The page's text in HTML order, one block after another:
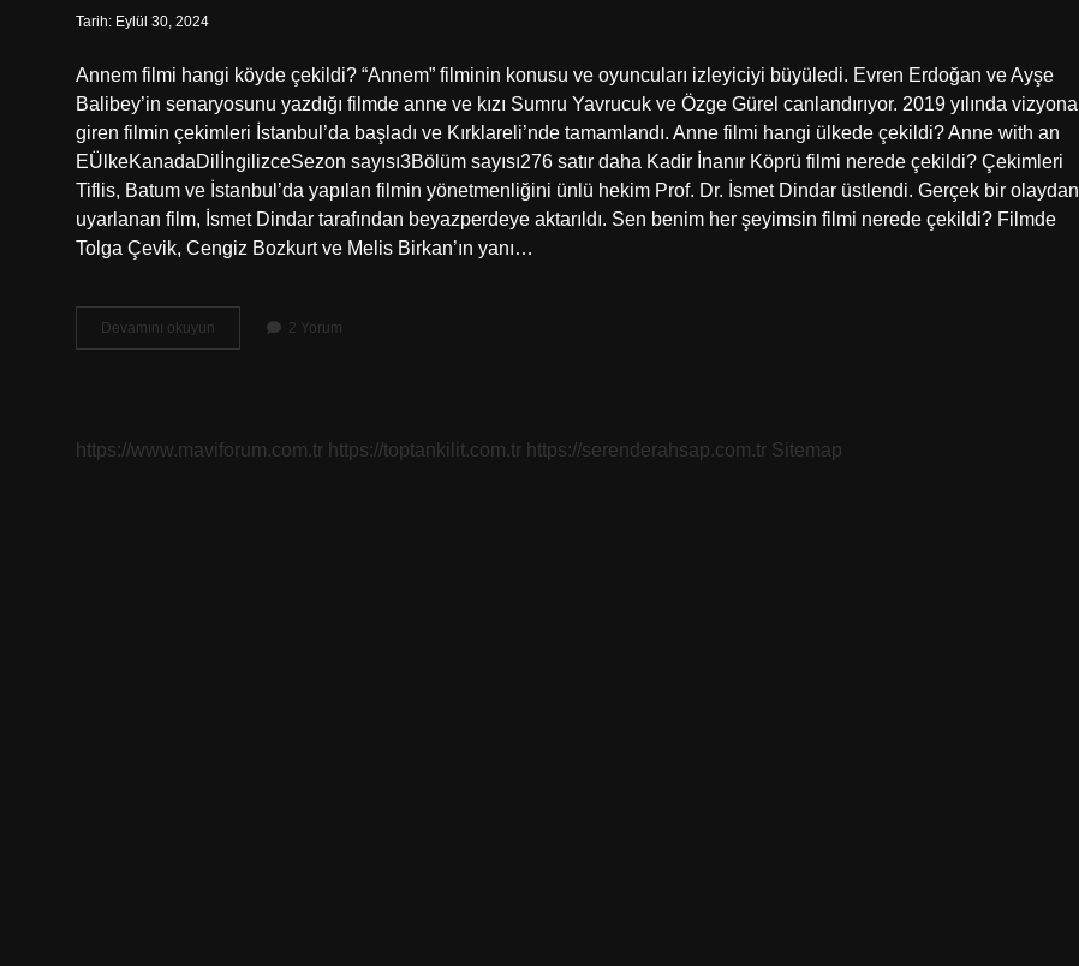
Tarih: Eylül 30, 2024
Annem filmi hangi köyde çekildi? “Annem” filminin konusu ve oyuncuları izleyiciyi büyüledi. Evren Erdoğan ve Ayşe
Balibey’in senaryosunu yazdığı filmde anne ve kızı Sumru Yavrucuk ve Özge Gürel canlandırıyor. 2019 yılında vizyona
giren filmin çekimleri İstanbul’da başladı ve Kırklareli’nde tamamlandı. Anne filmi hangi ülkede çekildi? Anne with an
EÜlkeKanadaDilİngilizceSezon sayısı3Bölüm sayısı276 satır daha Kadir İnanır Köprü filmi nerede çekildi? Çekimleri
Tiflis, Batum ve İstanbul’da yapılan filmin yönetmenliğini ünlü hekim Prof. Dr. İsmet Dindar üstlendi. Gerçek bir olaydan
uyarlanan film, İsmet Dindar tarafından beyazperdeye aktarıldı. Sen benim her şeyimsin filmi nerede çekildi? Filmde
Tolga Çevik, Cengiz Bozkurt ve Melis Birkan’ın yanı…
Devamını okuyun
Anne
2 Yorum
https://www.maviforum.com.tr https://toptankilit.com.tr https://serenderahsap.com.tr Sitemap